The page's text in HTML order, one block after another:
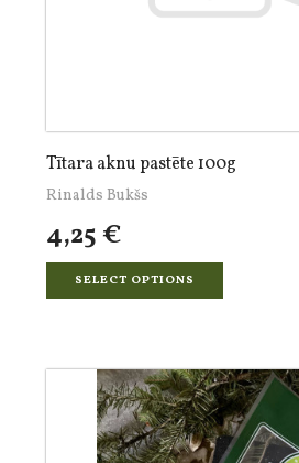
Tītara aknu pastēte 100g
Rinalds Bukšs
4,25 €
SELECT OPTIONS